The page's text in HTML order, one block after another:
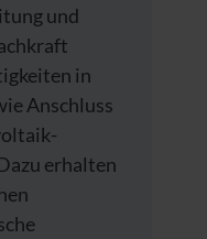
und
in
Anschluss
erhalten